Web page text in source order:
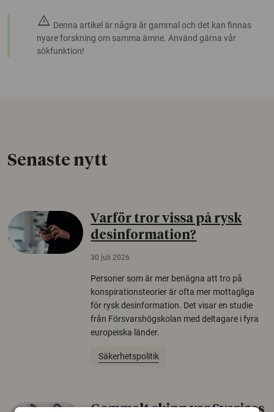
warning Denna artikel är några år gammal och det kan finnas
nyare forskning om samma ämne. Använd gärna vår
sökfunktion!
Senaste nytt
Varför tror vissa på rysk
desinformation?
30 juli 2026
Personer som är mer benägna att tro på
konspirationsteorier är ofta mer mottagliga
för rysk desinformation. Det visar en studie
från Försvarshögskolan med deltagare i fyra
europeiska länder.
Säkerhetspolitik